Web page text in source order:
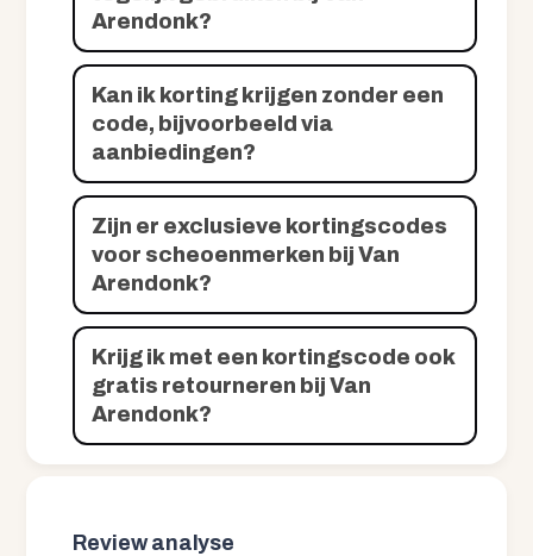
Arendonk?
Kan ik korting krijgen zonder een
code, bijvoorbeeld via
aanbiedingen?
Zijn er exclusieve kortingscodes
voor scheoenmerken bij Van
Arendonk?
Krijg ik met een kortingscode ook
gratis retourneren bij Van
Arendonk?
Review analyse